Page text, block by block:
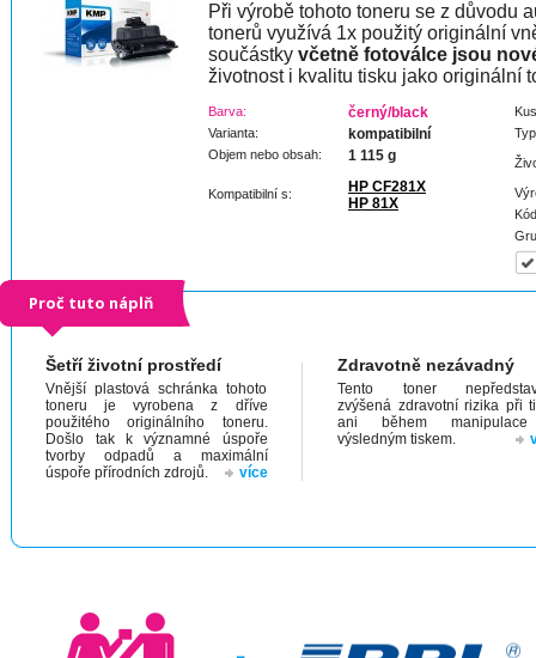
Při výrobě tohoto toneru se z důvodu
tonerů využívá 1x použitý originální
součástky včetně fotoválce jsou
životnost i kvalitu tisku jako originální
Barva: černý/black
Varianta: kompatibilní
Objem nebo obsah: 1 115 g
Kompatibilní s:
HP CF281X
HP 81X
Proč tuto náplň
Šetří životní prostředí
Vnější plastová schránka tohoto
toneru je vyrobena z dříve
použitého originálního toneru.
Došlo tak k významné úspoře
tvorby odpadů a maximální
úspoře přírodních zdrojů.
více
Zdravotně nezávadný
Tento toner
zvýšená zdravotní rizika při
ani během
výsledným tiskem.